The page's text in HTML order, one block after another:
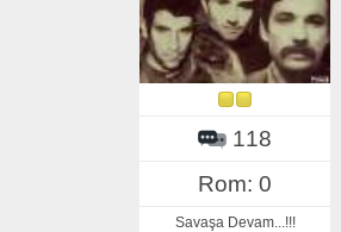
118
Rom: 0
Savaşa Devam...!!!